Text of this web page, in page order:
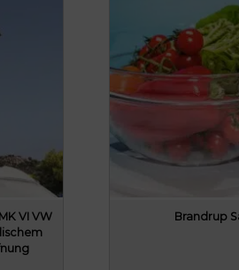
VI VW
Brandrup